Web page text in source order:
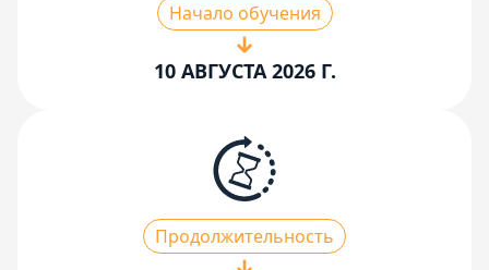
Начало обучения
10 АВГУСТА 2026 Г.
Продолжительность